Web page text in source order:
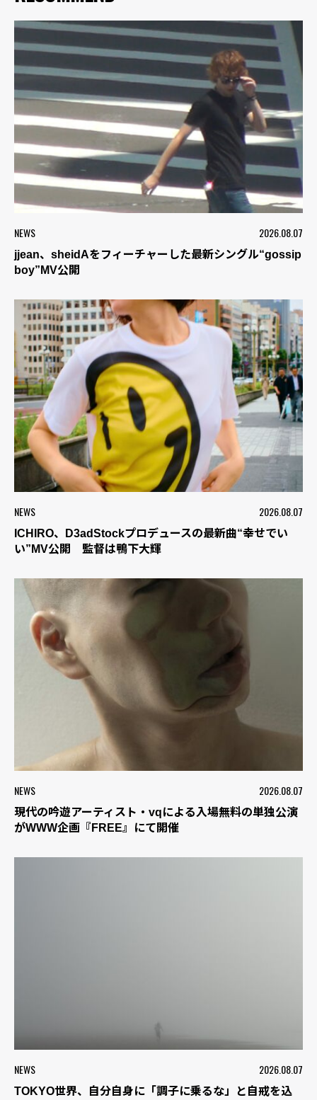
NEWS 2026.08.07
jjean、sheidAをフィーチャーした最新シングル“gossip
boy”MV公開
NEWS 2026.08.07
ICHIRO、D3adStockプロデュースの最新曲“幸せでい
い”MV公開 監督は鴨下大輝
NEWS 2026.08.07
現代の吟遊アーティスト・vqによる入場無料の単独公演
がWWW企画『FREE』にて開催
NEWS 2026.08.07
TOKYO世界、自分自身に「調子に乗るな」と自戒を込